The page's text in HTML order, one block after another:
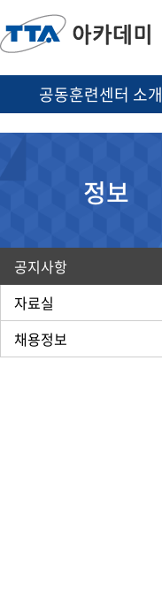
공동훈련센터 소개
정보
공지사항
자료실
채용정보